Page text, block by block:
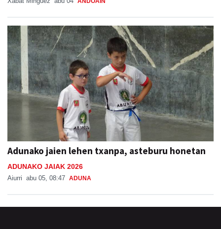
Adunako jaien lehen txanpa, asteburu honetan
ADUNAKO JAIAK 2026
Aiurri abu 05, 08:47 ADUNA